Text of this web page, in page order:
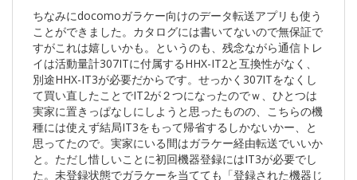
ちなみにdocomoガラケー向けのデータ転送アプリも使う
ことができました。カタログには書いてないので無保証で
すがこれは嬉しいかも。というのも、残念ながら通信トレ
イは活動量計307ITに付属するHHX-IT2と互換性がなく、
別途HHX-IT3が必要だからです。せっかく307ITをなくし
て買い直したことでIT2が２つになったのでｗ、ひとつは
実家に置きっぱなしにしようと思ったものの、こちらの機
種には使えず結局IT3をもって帰省するしかないかー、と
思ってたので。実家にいる間はガラケー経由転送でいいか
と。ただし惜しいことに初回機器登録にはIT3が必要でし
た。未登録状態でガラケーを当てても「登録された機器じ